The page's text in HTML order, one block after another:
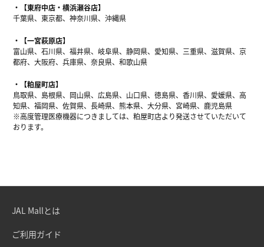
【東府中店・横浜瀬谷店】
千葉県、東京都、神奈川県、沖縄県
【一宮萩原店】
富山県、石川県、福井県、岐阜県、静岡県、愛知県、三重県、滋賀県、京
都府、大阪府、兵庫県、奈良県、和歌山県
【粕屋町店】
鳥取県、島根県、岡山県、広島県、山口県、徳島県、香川県、愛媛県、高
知県、福岡県、佐賀県、長崎県、熊本県、大分県、宮崎県、鹿児島県
※高度管理医療機器につきましては、粕屋町店より発送させていただいて
おります。
JAL Mallとは
ご利用ガイド